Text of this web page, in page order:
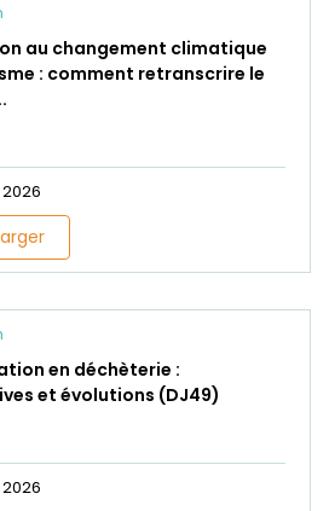
au changement climatique
: comment retranscrire le
en déchèterie :
et évolutions (DJ49)